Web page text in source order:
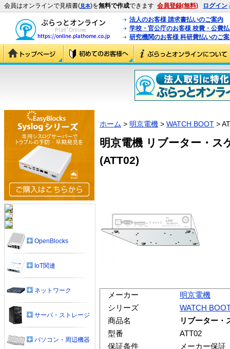
会員はオンラインで見積書(見本)を無料で作成できます 会員登録(無料) ログイン
法人のお客様 請求書払いのご案内
学校・官公庁のお客様 校費・公費
研究機関のお客様 科研費払いのご
ホーム > 明京電機 > WATCH BOOT >
明京電機 リブーター・ス
(ATT02)
メーカー
明京電機
シリーズ
WATCH
商品名
リブーター・
型番
ATT02
保証条件
メーカー保証
OpenBlocks
IoT関連
ネットワーク
サーバ・ストレージ
パソコン・周辺機器